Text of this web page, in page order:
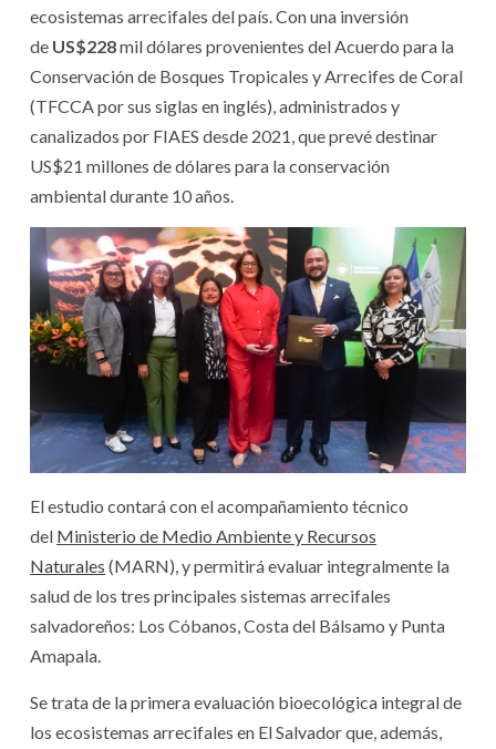
ecosistemas arrecifales del país. Con una inversión
de US$228mil dólares provenientes del Acuerdo para la
Conservación de Bosques Tropicales y Arrecifes de Coral
(TFCCA por sus siglas en inglés), administrados y
canalizados por FIAES desde 2021, que prevé destinar
US$21 millones de dólares para la conservación
ambiental durante 10 años.
El estudio contará con el acompañamiento técnico
del Ministerio de Medio Ambiente y Recursos
Naturales (MARN), y permitirá evaluar integralmente la
salud de los tres principales sistemas arrecifales
salvadoreños: Los Cóbanos, Costa del Bálsamo y Punta
Amapala.
Se trata de la primera evaluación bioecológica integral de
los ecosistemas arrecifales en El Salvador que, además,